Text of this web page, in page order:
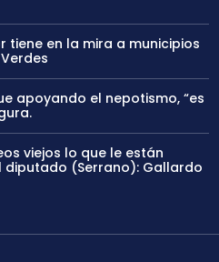
tiene en la mira a municipios
apoyando el nepotismo, “es
viejos lo que le están
diputado (Serrano): Gallardo